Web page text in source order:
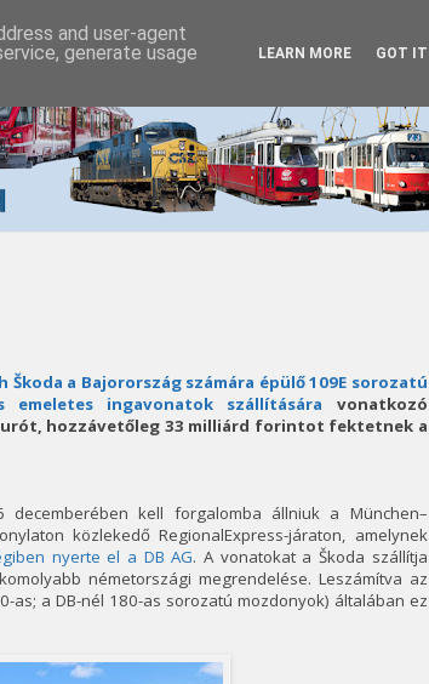
Škoda a Bajorország számára épülő 109E sorozatú
emeletes ingavonatok szállítására vonatkozó
hozzávetőleg 33 milliárd forintot fektetnek a
decemberében kell forgalomba állniuk a München–
közlekedő RegionalExpress-járaton, amelynek
nyerte el a DB AG. A vonatokat a Škoda szállítja
németországi megrendelése. Leszámítva az
as; a DB-nél 180-as sorozatú mozdonyok) általában ez
and user-agent
generate usage
LEARN MORE GOT IT